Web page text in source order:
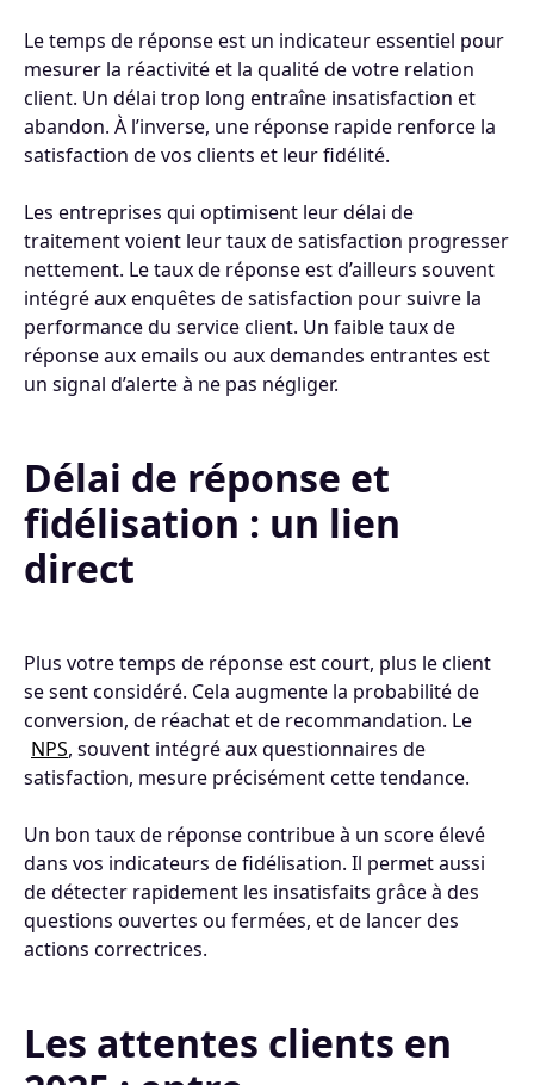
Le temps de réponse est un indicateur essentiel pour
mesurer la réactivité et la qualité de votre relation
client. Un délai trop long entraîne insatisfaction et
abandon. À l’inverse, une réponse rapide renforce la
satisfaction de vos clients et leur fidélité.
Les entreprises qui optimisent leur délai de
traitement voient leur taux de satisfaction progresser
nettement. Le taux de réponse est d’ailleurs souvent
intégré aux enquêtes de satisfaction pour suivre la
performance du service client. Un faible taux de
réponse aux emails ou aux demandes entrantes est
un signal d’alerte à ne pas négliger.
Délai de réponse et
fidélisation : un lien
direct
Plus votre temps de réponse est court, plus le client
se sent considéré. Cela augmente la probabilité de
conversion, de réachat et de recommandation. Le
NPS, souvent intégré aux questionnaires de
satisfaction, mesure précisément cette tendance.
Un bon taux de réponse contribue à un score élevé
dans vos indicateurs de fidélisation. Il permet aussi
de détecter rapidement les insatisfaits grâce à des
questions ouvertes ou fermées, et de lancer des
actions correctrices.
Les attentes clients en